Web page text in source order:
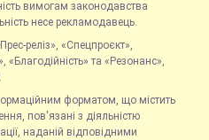
вимогам законодавства
несе рекламодавець.
реліз», «Спецпроєкт»,
«Благодійність» та «Резонанс»,
форматом, що містить
пов'язані з діяльністю
наданій відповідними